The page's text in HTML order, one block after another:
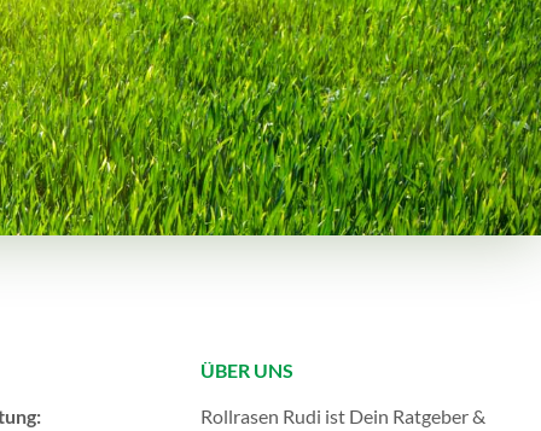
ÜBER UNS
Rollrasen Rudi ist Dein Ratgeber &